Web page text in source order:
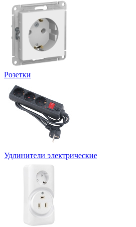
Розетки
Удлинители электрические